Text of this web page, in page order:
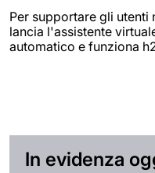
Per supportare gli utenti
lancia l'assistente
automatico e funziona
In evidenza